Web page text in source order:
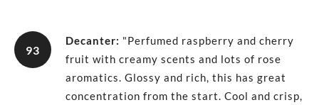
93
Decanter: "Perfumed raspberry and cherry
fruit with creamy scents and lots of rose
aromatics. Glossy and rich, this has great
concentration from the start. Cool and crisp,